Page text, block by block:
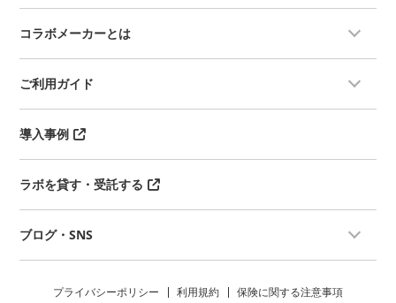
コラボメーカーとは
ご利用ガイド
導入事例
ラボを貸す・受託する
ブログ・SNS
プライバシーポリシー 利用規約
保険に関する注意事項